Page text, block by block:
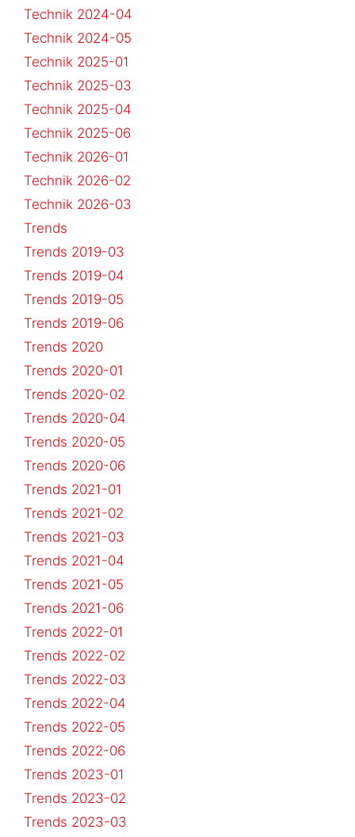
Technik 2024-04
Technik 2024-05
Technik 2025-01
Technik 2025-03
Technik 2025-04
Technik 2025-06
Technik 2026-01
Technik 2026-02
Technik 2026-03
Trends
Trends 2019-03
Trends 2019-04
Trends 2019-05
Trends 2019-06
Trends 2020
Trends 2020-01
Trends 2020-02
Trends 2020-04
Trends 2020-05
Trends 2020-06
Trends 2021-01
Trends 2021-02
Trends 2021-03
Trends 2021-04
Trends 2021-05
Trends 2021-06
Trends 2022-01
Trends 2022-02
Trends 2022-03
Trends 2022-04
Trends 2022-05
Trends 2022-06
Trends 2023-01
Trends 2023-02
Trends 2023-03